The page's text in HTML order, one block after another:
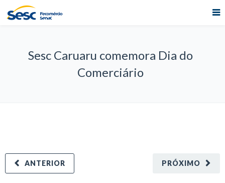
Sesc Caruaru comemora Dia do
Comerciário
PRÓXIMO
ANTERIOR